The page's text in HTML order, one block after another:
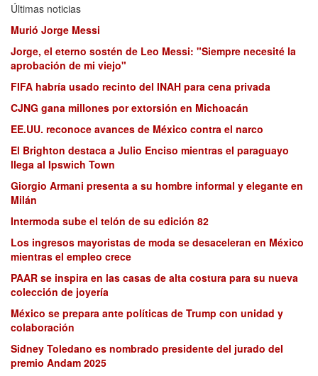
Últimas noticias
Murió Jorge Messi
Jorge, el eterno sostén de Leo Messi: "Siempre necesité la
aprobación de mi viejo"
FIFA habría usado recinto del INAH para cena privada
CJNG gana millones por extorsión en Michoacán
EE.UU. reconoce avances de México contra el narco
El Brighton destaca a Julio Enciso mientras el paraguayo
llega al Ipswich Town
Giorgio Armani presenta a su hombre informal y elegante en
Milán
Intermoda sube el telón de su edición 82
Los ingresos mayoristas de moda se desaceleran en México
mientras el empleo crece
PAAR se inspira en las casas de alta costura para su nueva
colección de joyería
México se prepara ante políticas de Trump con unidad y
colaboración
Sidney Toledano es nombrado presidente del jurado del
premio Andam 2025